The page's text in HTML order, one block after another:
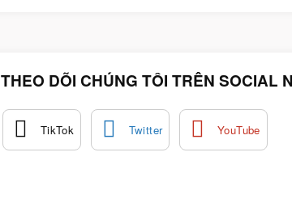
THEO DÕI CHÚNG TÔI TRÊN SOCIAL